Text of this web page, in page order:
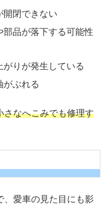
開閉できない
品が落下する可能性
りが発生している
がぶれる
さなへこみでも修理す
、愛車の見た目にも影